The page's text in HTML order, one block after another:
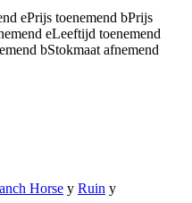
ePrijs toenemend bPrijs
eLeeftijd toenemend
bStokmaat afnemend
Horse y Ruin y